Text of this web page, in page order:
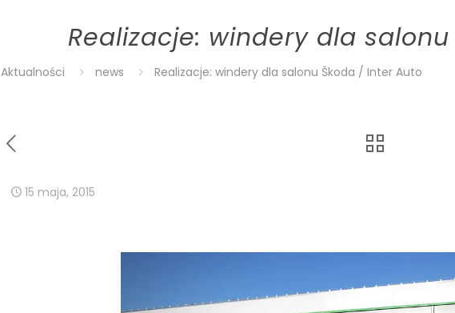
Realizacje: windery dla
Aktualności news Realizacje: windery dla salonu Škoda / Inter Auto
15 maja, 2015